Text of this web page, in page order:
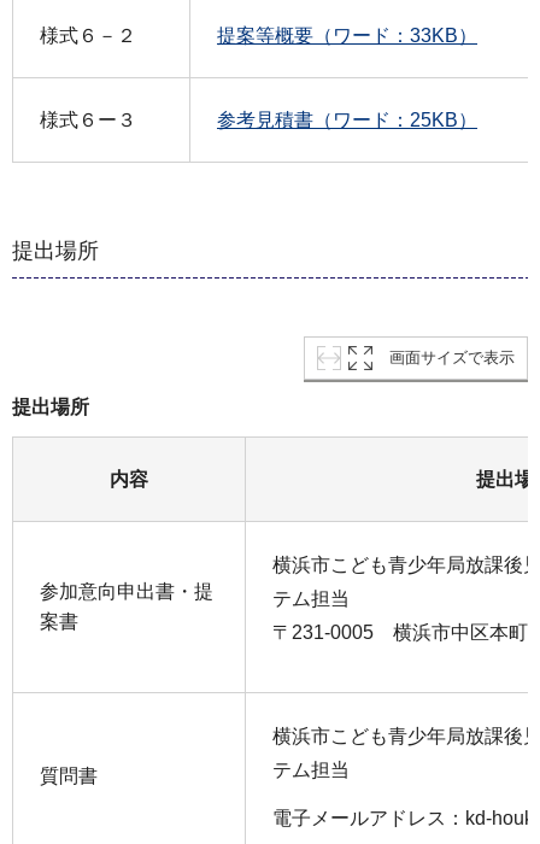
様式６－２ 提案等概要（ワード：33KB）
様式６ー３ 参考見積書（ワード：25KB）
提出場所
画面サイズで表示
提出場所
内容 提出場
参加意向申出書・提
案書
横浜市こども青少年局放課後
テム担当
〒231-0005 横浜市中区本町
質問書
横浜市こども青少年局放課後
テム担当
電子メールアドレス：kd-